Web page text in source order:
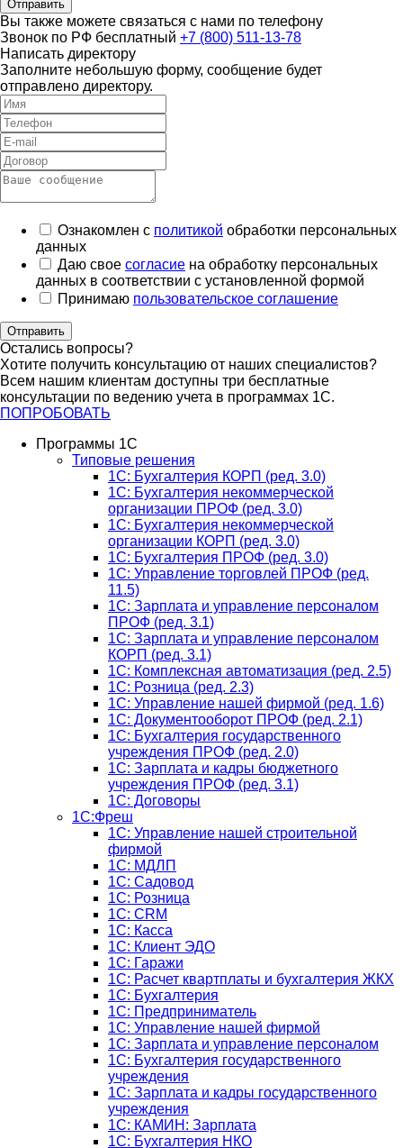
Отправить
Вы также можете связаться с нами по телефону
Звонок по РФ бесплатный +7 (800) 511-13-78
Написать директору
Заполните небольшую форму, сообщение будет
отправлено директору.
Ознакомлен с политикой обработки персональных
данных
Даю свое согласие на обработку персональных
данных в соответствии с установленной формой
Принимаю пользовательское соглашение
Отправить
Остались вопросы?
Хотите получить консультацию от наших специалистов?
Всем нашим клиентам доступны три бесплатные
консультации по ведению учета в программах 1С.
ПОПРОБОВАТЬ
Программы 1С
Типовые решения
1C: Бухгалтерия КОРП (ред. 3.0)
1С: Бухгалтерия некоммерческой
организации ПРОФ (ред. 3.0)
1С: Бухгалтерия некоммерческой
организации КОРП (ред. 3.0)
1C: Бухгалтерия ПРОФ (ред. 3.0)
1C: Управление торговлей ПРОФ (ред.
11.5)
1C: Зарплата и управление персоналом
ПРОФ (ред. 3.1)
1C: Зарплата и управление персоналом
КОРП (ред. 3.1)
1C: Комплексная автоматизация (ред. 2.5)
1С: Розница (ред. 2.3)
1С: Управление нашей фирмой (ред. 1.6)
1С: Документооборот ПРОФ (ред. 2.1)
1C: Бухгалтерия государственного
учреждения ПРОФ (ред. 2.0)
1C: Зарплата и кадры бюджетного
учреждения ПРОФ (ред. 3.1)
1С: Договоры
1С:Фреш
1С: Управление нашей строительной
фирмой
1С: МДЛП
1С: Садовод
1С: Розница
1C: CRM
1C: Касса
1С: Клиент ЭДО
1С: Гаражи
1C: Расчет квартплаты и бухгалтерия ЖКХ
1C: Бухгалтерия
1C: Предприниматель
1C: Управление нашей фирмой
1C: Зарплата и управление персоналом
1C: Бухгалтерия государственного
учреждения
1C: Зарплата и кадры государственного
учреждения
1C: КАМИН: Зарплата
1C: Бухгалтерия НКО